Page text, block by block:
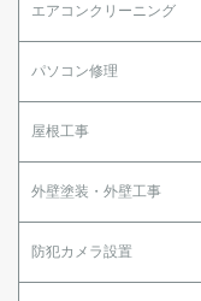
エアコンクリーニング
パソコン修理
屋根工事
外壁塗装・外壁工事
防犯カメラ設置